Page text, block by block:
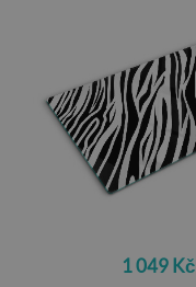
1 049 Kč